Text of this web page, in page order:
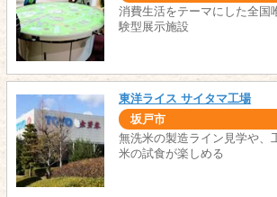
消費生活をテーマにした全国
験型展示施設
東洋ライス サイタマ工場
坂戸市
無洗米の製造ライン見学や、
米の試食が楽しめる